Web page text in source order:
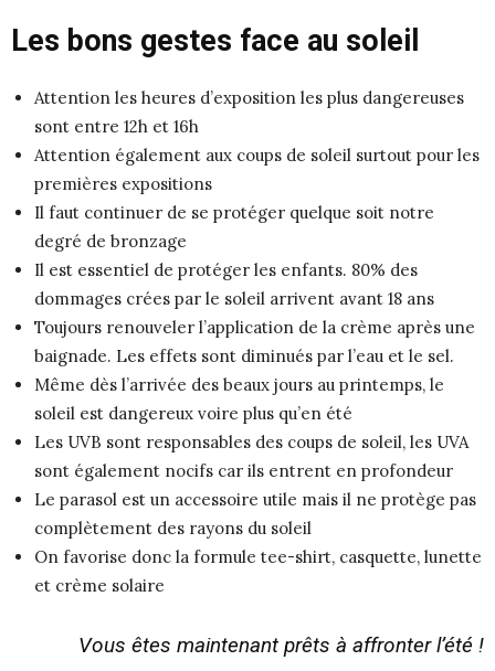
Les bons gestes face au soleil
Attention les heures d’exposition les plus dangereuses
sont entre 12h et 16h
Attention également aux coups de soleil surtout pour les
premières expositions
Il faut continuer de se protéger quelque soit notre
degré de bronzage
Il est essentiel de protéger les enfants. 80% des
dommages crées par le soleil arrivent avant 18 ans
Toujours renouveler l’application de la crème après une
baignade. Les effets sont diminués par l’eau et le sel.
Même dès l’arrivée des beaux jours au printemps, le
soleil est dangereux voire plus qu’en été
Les UVB sont responsables des coups de soleil, les UVA
sont également nocifs car ils entrent en profondeur
Le parasol est un accessoire utile mais il ne protège pas
complètement des rayons du soleil
On favorise donc la formule tee-shirt, casquette, lunette
et crème solaire
Vous êtes maintenant prêts à affronter l’été !